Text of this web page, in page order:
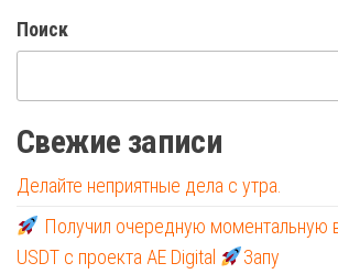
Поиск
Свежие записи
Делайте неприятные дела с утра.
Получил очередную моментальную
USDT с проекта AE Digital
Запу